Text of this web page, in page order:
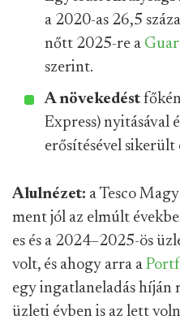
a 2020-as 26,5
nőtt 2025-re a
szerint.
A növekedést
Express) nyitásával
erősítésével sikerült
Alulnézet: a Tesco
ment jól az elmúlt
es és a 2024–2025-ös
volt, és ahogy arra a
egy ingatlaneladás híján
üzleti évben is az lett